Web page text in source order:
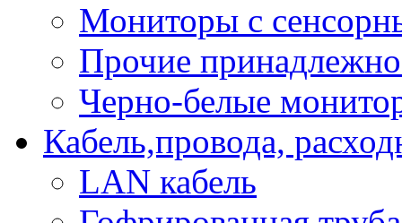
Мониторы с
Прочие
Черно-белые
Кабель,провода,
LAN кабель